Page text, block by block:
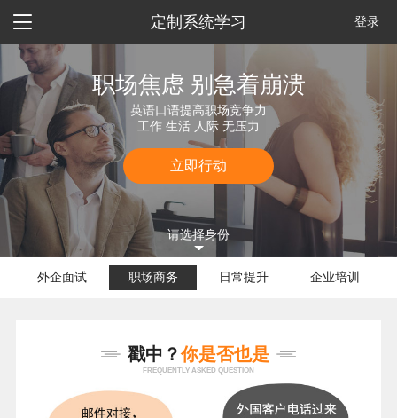
 定制系统学习 登录
职场焦虑 别急着崩溃
英语口语提高职场竞争力
工作 生活 人际 无压力
立即行动
请选择身份
外企面试 职场商务 日常提升 企业培训
戳中？你是否也是
FREQUENTLY ASKED QUESTION